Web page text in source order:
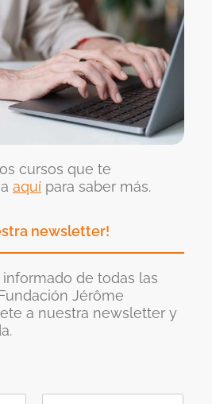
cursos que te
aquí para saber más.
newsletter!
informado de todas las
Jérôme
a nuestra newsletter y